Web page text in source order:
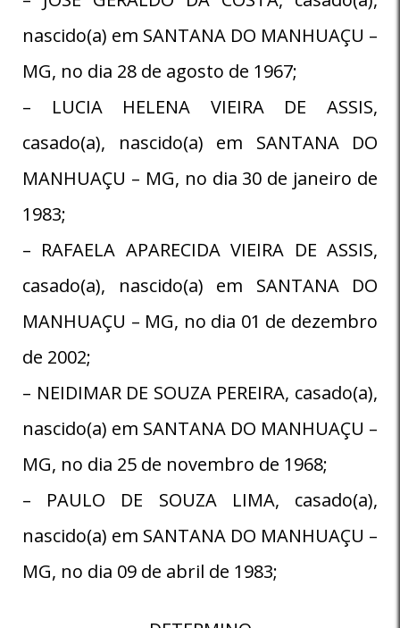
nascido(a) em SANTANA DO MANHUAÇU –
MG, no dia 28 de agosto de 1967;
– LUCIA HELENA VIEIRA DE ASSIS,
casado(a), nascido(a) em SANTANA DO
MANHUAÇU – MG, no dia 30 de janeiro de
1983;
– RAFAELA APARECIDA VIEIRA DE ASSIS,
casado(a), nascido(a) em SANTANA DO
MANHUAÇU – MG, no dia 01 de dezembro
de 2002;
– NEIDIMAR DE SOUZA PEREIRA, casado(a),
nascido(a) em SANTANA DO MANHUAÇU –
MG, no dia 25 de novembro de 1968;
– PAULO DE SOUZA LIMA, casado(a),
nascido(a) em SANTANA DO MANHUAÇU –
MG, no dia 09 de abril de 1983;